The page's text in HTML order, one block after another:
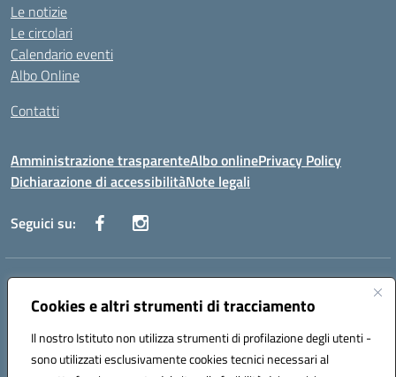
Cookies e altri strumenti di tracciamento
Il nostro Istituto non utilizza strumenti di profilazione degli utenti -
sono utilizzati esclusivamente cookies tecnici necessari al
Le notizie
Le circolari
Calendario eventi
Albo Online
Contatti
Amministrazione trasparenteAlbo onlinePrivacy Policy
Dichiarazione di accessibilitàNote legali
Seguici su:
Indirizzo:
Centralino:0881636571 Email:fgps040004@istruzione.it
Codice fiscale: 80031370713
Codice meccanografico:
FGPS040004